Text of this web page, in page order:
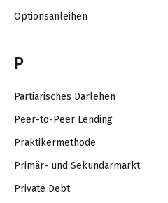
Optionsanleihen
P
Partiarisches Darlehen
Peer-to-Peer Lending
Praktikermethode
Primär- und Sekundärmarkt
Private Debt